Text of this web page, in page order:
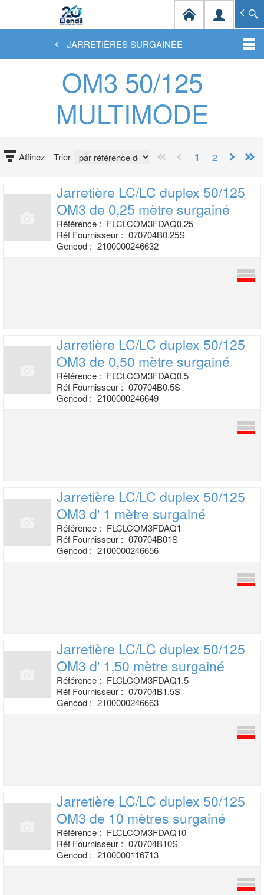
Spécialiste en infrastructures et solutions de
JARRETIÈRES SURGAINÉE
OM3 50/125
MULTIMODE
Affinez Trier 1 2
Jarretière LC/LC duplex 50/125
OM3 de 0,25 mètre surgainé
Référence : FLCLCOM3FDAQ0.25
Réf Fournisseur : 070704B0.25S
Gencod : 2100000246632
Jarretière LC/LC duplex 50/125
OM3 de 0,50 mètre surgainé
Référence : FLCLCOM3FDAQ0.5
Réf Fournisseur : 070704B0.5S
Gencod : 2100000246649
Jarretière LC/LC duplex 50/125
OM3 d' 1 mètre surgainé
Référence : FLCLCOM3FDAQ1
Réf Fournisseur : 070704B01S
Gencod : 2100000246656
Jarretière LC/LC duplex 50/125
OM3 d' 1,50 mètre surgainé
Référence : FLCLCOM3FDAQ1.5
Réf Fournisseur : 070704B1.5S
Gencod : 2100000246663
Jarretière LC/LC duplex 50/125
OM3 de 10 mètres surgainé
Référence : FLCLCOM3FDAQ10
Réf Fournisseur : 070704B10S
Gencod : 2100000116713